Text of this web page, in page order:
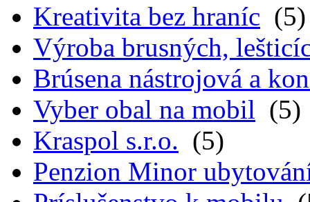
Kreativita bez hraníc (5)
Výroba brusných,
Brúsena nástrojová a
Vyber obal na mobil (5)
Kraspol s.r.o. (5)
Penzion Minor